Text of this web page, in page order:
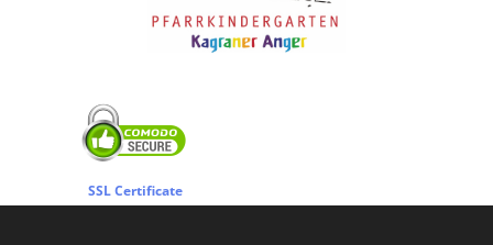
SSL Certificate